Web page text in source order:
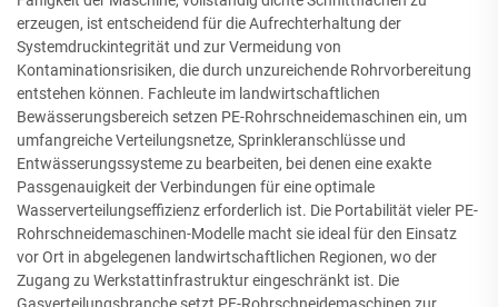
erzeugen, ist entscheidend für die Aufrechterhaltung der
Systemdruckintegrität und zur Vermeidung von
Kontaminationsrisiken, die durch unzureichende Rohrvorbereitung
entstehen können. Fachleute im landwirtschaftlichen
Bewässerungsbereich setzen PE-Rohrschneidemaschinen ein, um
umfangreiche Verteilungsnetze, Sprinkleranschlüsse und
Entwässerungssysteme zu bearbeiten, bei denen eine exakte
Passgenauigkeit der Verbindungen für eine optimale
Wasserverteilungseffizienz erforderlich ist. Die Portabilität vieler PE-
Rohrschneidemaschinen-Modelle macht sie ideal für den Einsatz
vor Ort in abgelegenen landwirtschaftlichen Regionen, wo der
Zugang zu Werkstattinfrastruktur eingeschränkt ist. Die
Gasverteilungsbranche setzt PE-Rohrschneidemaschinen zur